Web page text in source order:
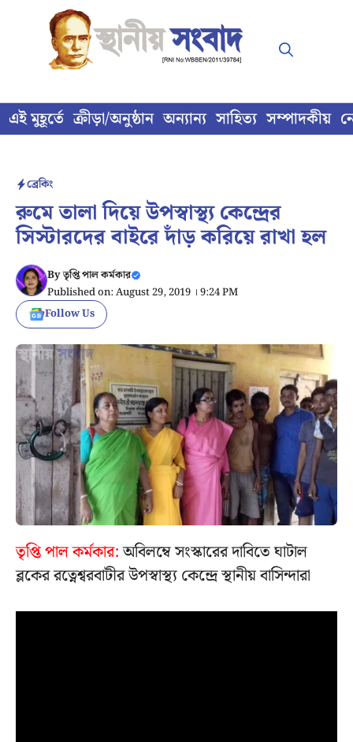
content
এই মুহূর্তে ক্রীড়া/অনুষ্ঠান অন্যান্য সাহিত্য সম্পাদকীয়
ব্রেকিং
রুমে তালা দিয়ে উপস্বাস্থ্য কেন্দ্রের
সিস্টারদের বাইরে দাঁড় করিয়ে রাখা হল
Byতৃপ্তি পাল কর্মকার
Published on: August 29, 2019 । 9:24 PM
Follow Us
তৃপ্তি পাল কর্মকার:অবিলম্বে সংস্কারের দাবিতে ঘাটাল
ব্লকের রত্নেশ্বরবাটীর উপস্বাস্থ্য কেন্দ্রে স্থানীয় বাসিন্দারা